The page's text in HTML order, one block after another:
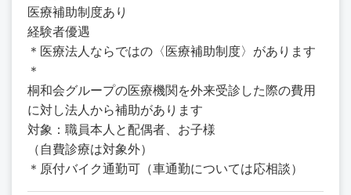
医療補助制度あり
経験者優遇
＊医療法人ならではの〈医療補助制度〉があります
＊
桐和会グループの医療機関を外来受診した際の費用
に対し法人から補助があります
対象：職員本人と配偶者、お子様
（自費診療は対象外）
＊原付バイク通勤可（車通勤については応相談）